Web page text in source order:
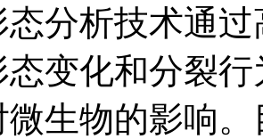
分析技术通
变化和分裂
生物的影响